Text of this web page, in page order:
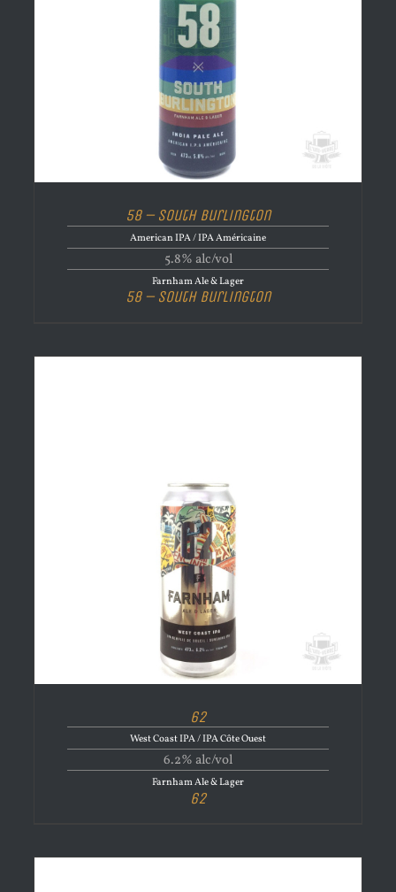
58 – South Burlington
American IPA / IPA Américaine
5.8% alc/vol
Farnham Ale & Lager
58 – South Burlington
62
West Coast IPA / IPA Côte Ouest
6.2% alc/vol
Farnham Ale & Lager
62